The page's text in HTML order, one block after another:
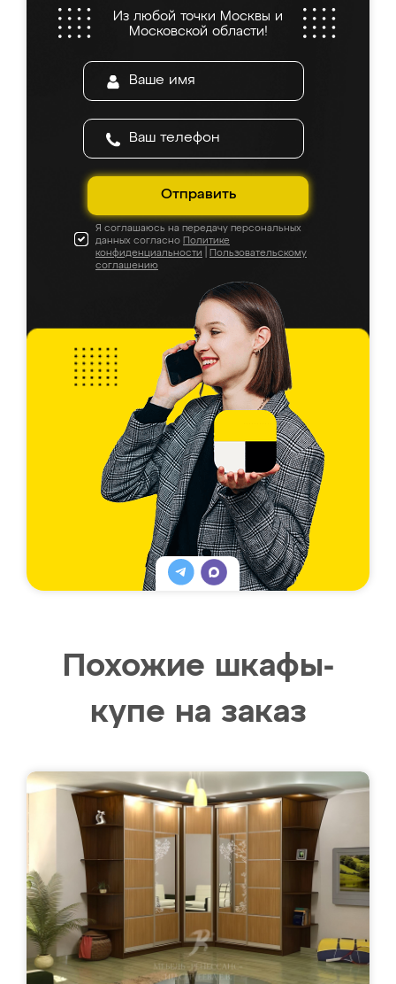
Из любой точки Москвы и
Московской области!
Отправить
Я соглашаюсь на передачу персональных
данных согласно Политике
конфиденциальности
Пользовательскому
соглашению
Похожие шкафы-
купе на заказ